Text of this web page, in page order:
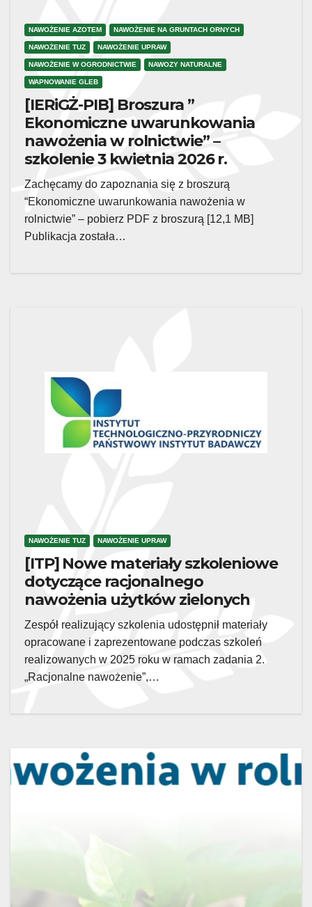
NAWOŻENIE AZOTEM NAWOŻENIE NA GRUNTACH ORNYCH
NAWOŻENIE TUZ NAWOŻENIE UPRAW
NAWOŻENIE W OGRODNICTWIE NAWOZY NATURALNE
WAPNOWANIE GLEB
[IERiGŻ-PIB] Broszura ”
Ekonomiczne uwarunkowania
nawożenia w rolnictwie” –
szkolenie 3 kwietnia 2026 r.
Zachęcamy do zapoznania się z broszurą
“Ekonomiczne uwarunkowania nawożenia w
rolnictwie” – pobierz PDF z broszurą [12,1 MB]
Publikacja została…
NAWOŻENIE TUZ NAWOŻENIE UPRAW
[ITP] Nowe materiały szkoleniowe
dotyczące racjonalnego
nawożenia użytków zielonych
Zespół realizujący szkolenia udostępnił materiały
opracowane i zaprezentowane podczas szkoleń
realizowanych w 2025 roku w ramach zadania 2.
„Racjonalne nawożenie”,…